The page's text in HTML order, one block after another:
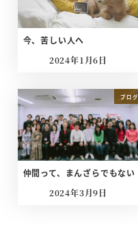
今、苦しい人へ
投稿日
2024年1月6日
ブログ
仲間って、まんざらでもない
投稿日
2024年3月9日